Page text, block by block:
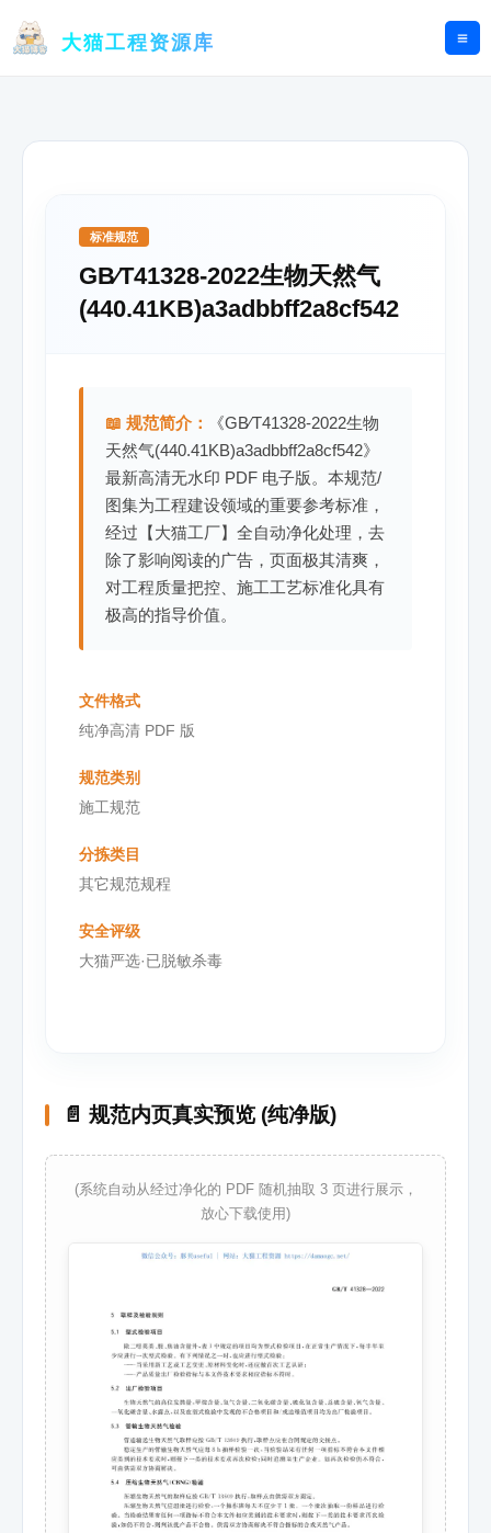
大猫工程资源库
标准规范
GB∕T41328-2022生物天然气
(440.41KB)a3adbbff2a8cf542
📖 规范简介：
《GB∕T41328-2022生物
天然气(440.41KB)a3adbbff2a8cf542》
最新高清无水印 PDF 电子版。本规范/
图集为工程建设领域的重要参考标准，
经过【大猫工厂】全自动净化处理，去
除了影响阅读的广告，页面极其清爽，
对工程质量把控、施工工艺标准化具有
极高的指导价值。
文件格式
纯净高清 PDF 版
规范类别
施工规范
分拣类目
其它规范规程
安全评级
大猫严选·已脱敏杀毒
📄 规范内页真实预览 (纯净版)
(系统自动从经过净化的 PDF 随机抽取 3 页进行展示，
放心下载使用)